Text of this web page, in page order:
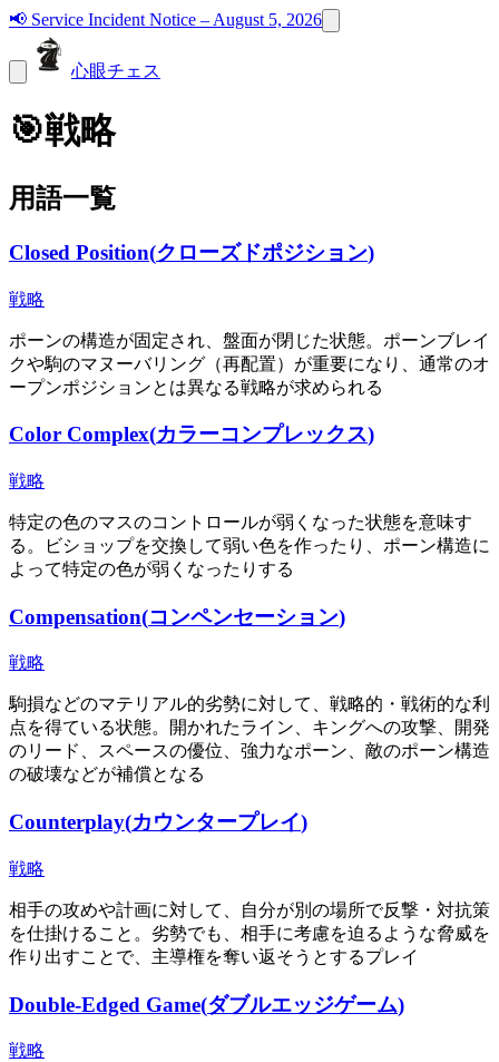
📢 Service Incident Notice – August 5, 2026
心眼チェス
🎯戦略
用語一覧
Closed Position(クローズドポジション)
戦略
ポーンの構造が固定され、盤面が閉じた状態。ポーンブレイ
クや駒のマヌーバリング（再配置）が重要になり、通常のオ
ープンポジションとは異なる戦略が求められる
Color Complex(カラーコンプレックス)
戦略
特定の色のマスのコントロールが弱くなった状態を意味す
る。ビショップを交換して弱い色を作ったり、ポーン構造に
よって特定の色が弱くなったりする
Compensation(コンペンセーション)
戦略
駒損などのマテリアル的劣勢に対して、戦略的・戦術的な利
点を得ている状態。開かれたライン、キングへの攻撃、開発
のリード、スペースの優位、強力なポーン、敵のポーン構造
の破壊などが補償となる
Counterplay(カウンタープレイ)
戦略
相手の攻めや計画に対して、自分が別の場所で反撃・対抗策
を仕掛けること。劣勢でも、相手に考慮を迫るような脅威を
作り出すことで、主導権を奪い返そうとするプレイ
Double-Edged Game(ダブルエッジゲーム)
戦略